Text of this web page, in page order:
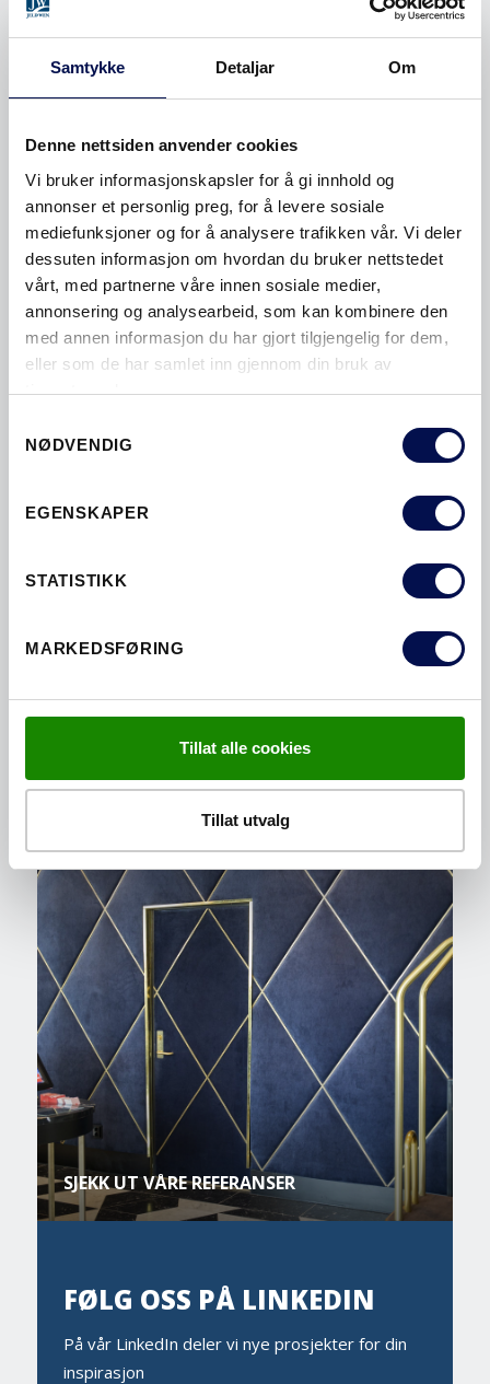
Samtykke Detaljar Om
Denne nettsiden anvender cookies
Vi bruker informasjonskapsler for å gi innhold og
annonser et personlig preg, for å levere sosiale
mediefunksjoner og for å analysere trafikken vår. Vi deler
dessuten informasjon om hvordan du bruker nettstedet
vårt, med partnerne våre innen sosiale medier,
annonsering og analysearbeid, som kan kombinere den
med annen informasjon du har gjort tilgjengelig for dem,
eller som de har samlet inn gjennom din bruk av
tjenestene deres.
Selection
NØDVENDIG
EGENSKAPER
STATISTIKK
MARKEDSFØRING
Tillat alle cookies
Tillat utvalg
OVERFLATER MASSIVDØRER
SJEKK UT VÅRE REFERANSER
FØLG OSS PÅ LINKEDIN
På vår LinkedIn deler vi nye prosjekter for din
inspirasjon